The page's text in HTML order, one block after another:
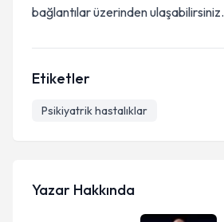
bağlantılar üzerinden ulaşabilirsiniz.
Etiketler
Psikiyatrik hastalıklar
Yazar Hakkında